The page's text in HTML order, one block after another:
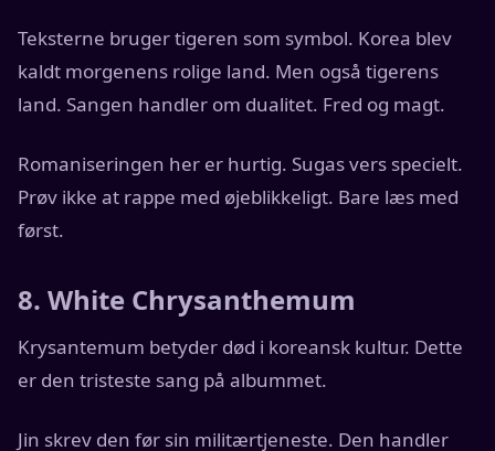
Teksterne bruger tigeren som symbol. Korea blev
kaldt morgenens rolige land. Men også tigerens
land. Sangen handler om dualitet. Fred og magt.
Romaniseringen her er hurtig. Sugas vers specielt.
Prøv ikke at rappe med øjeblikkeligt. Bare læs med
først.
8. White Chrysanthemum
Krysantemum betyder død i koreansk kultur. Dette
er den tristeste sang på albummet.
Jin skrev den før sin militærtjeneste. Den handler